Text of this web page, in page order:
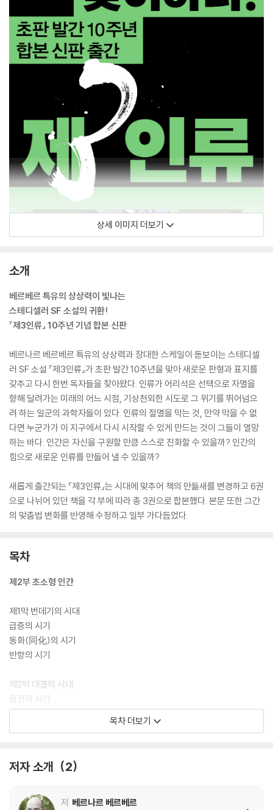
상세 이미지 더보기
소개
베르베르 특유의 상상력이 빛나는
스테디셀러 SF 소설의 귀환!
『제3인류』 10주년 기념 합본 신판
베르나르 베르베르 특유의 상상력과 장대한 스케일이 돋보이는 스테디셀
러 SF 소설 『제3인류』가 초판 발간 10주년을 맞아 새로운 판형과 표지를
갖추고 다시 한번 독자들을 찾아왔다. 인류가 어리석은 선택으로 자멸을
향해 달려가는 미래의 어느 시점, 기상천외한 시도로 그 위기를 뛰어넘으
려 하는 일군의 과학자들이 있다. 인류의 절멸을 막는 것, 만약 막을 수 없
다면 누군가가 이 지구에서 다시 시작할 수 있게 만드는 것이 그들이 열망
하는 바다. 인간은 자신을 구원할 만큼 스스로 진화할 수 있을까? 인간의
힘으로 새로운 인류를 만들어 낼 수 있을까?
새롭게 출간되는 『제3인류』는 시대에 맞추어 책의 만듦새를 변경하고 6권
으로 나뉘어 있던 책을 각 부에 따라 총 3권으로 합본했다. 본문 또한 그간
의 맞춤법 변화를 반영해 수정하고 일부 가다듬었다.
목차
제2부 초소형 인간
제1막 번데기의 시대
급증의 시기
동화(同化)의 시기
반항의 시기
제2막 대결의 시대
응전의 시기
변혁의 시기
목차 더보기
저자 소개 2
저 베르나르 베르베르